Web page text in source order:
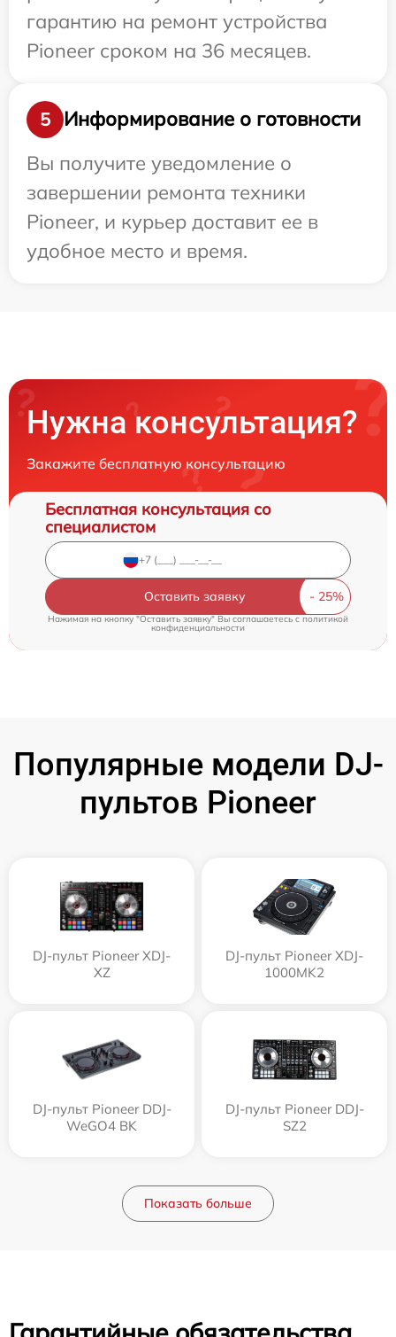
гарантию на ремонт устройства
Pioneer сроком на 36 месяцев.
5
Информирование о готовности
Вы получите уведомление о
завершении ремонта техники
Pioneer, и курьер доставит ее в
удобное место и время.
Нужна консультация?
Закажите бесплатную консультацию
Бесплатная консультация со
специалистом
Оставить заявку
Нажимая на кнопку "Оставить заявку" Вы соглашаетесь cполитикой
конфиденциальности
Популярные модели DJ-
пультов Pioneer
DJ-пульт Pioneer XDJ-
XZ
DJ-пульт Pioneer XDJ-
1000MK2
DJ-пульт Pioneer DDJ-
WeGO4 BK
DJ-пульт Pioneer DDJ-
SZ2
Показать больше